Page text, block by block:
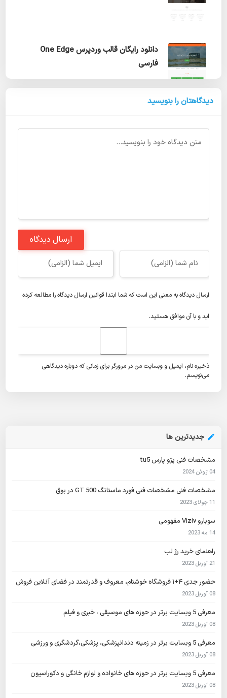
دانلود رایگان قالب وردپرس One Edge
فارسی
دیدگاهتان را بنویسید
ارسال دیدگاه
ارسال دیدگاه به معنی این است که شما ابتدا قوانین ارسال دیدگاهرا مطالعه کرده
اید و با آن موافق هستید.
ذخیره نام، ایمیل و وبسایت من در مرورگر برای زمانی که دوباره دیدگاهی
می‌نویسم.
جدیدترین ها
مشخصات فنی پژو پارس tu5
04 ژوئن 2024
مشخصات فنی مشخصات فنی فورد ماستانگ GT 500 در بوق
11 جولای 2023
سوبارو Viziv مفهومی
14 مه 2023
راهنمای خرید رژ لب
21 آوریل 2023
حضور جدی ۴+۱ فروشگاه خوشنام، معروف و قدرتمند در فضای آنلاین فروش
08 آوریل 2023
معرفی 5 وبسایت برتر در حوزه های موسیقی ، خبری و فیلم
08 آوریل 2023
معرفی 5 وبسایت برتر در زمینه دندانپزشکی، پزشکی،گردشگری و ورزشی
08 آوریل 2023
معرفی 5 وبسایت برتر در حوزه های خانواده و لوازم خانگی و دکوراسیون
08 آوریل 2023